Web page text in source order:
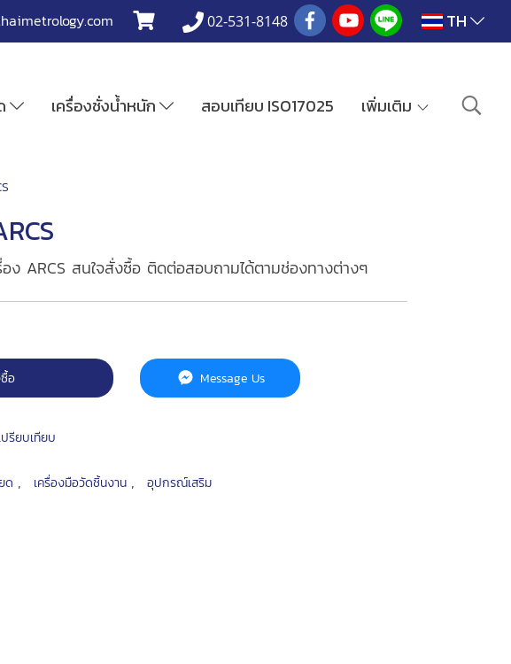
02-531-8148 TH
เครื่องชั่งน้ำหนัก สอบเทียบ ISO17025 เพิ่มเติม
ง ARCS สนใจสั่งซื้อ ติดต่อสอบถามได้ตามช่องทางต่างๆ
อ Message Us
ปรียบเทียบ
ด , เครื่องมือวัดชิ้นงาน , อุปกรณ์เสริม